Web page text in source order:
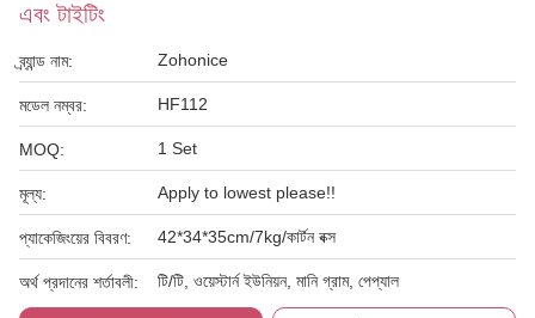
এবং টাইটিং
ব্র্যান্ড নাম: Zohonice
মডেল নম্বর: HF112
MOQ: 1 Set
মূল্য: Apply to lowest please!!
প্যাকেজিংয়ের বিবরণ: 42*34*35cm/7kg/কার্টন বক্স
অর্থ প্রদানের শর্তাবলী: টি/টি, ওয়েস্টার্ন ইউনিয়ন, মানি গ্রাম, পেপ্যাল